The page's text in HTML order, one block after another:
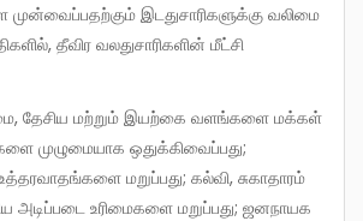
இடதுசாரிகளுக்கு வலிமை
தீவிர வலதுசாரிகளின் மீட்சி
முழுமையாக ஒதுக்கிவைப்பது;
மறுப்பது; கல்வி, சுகாதாரம்
அடிப்படை உரிமைகளை மறுப்பது; ஜனநாயக